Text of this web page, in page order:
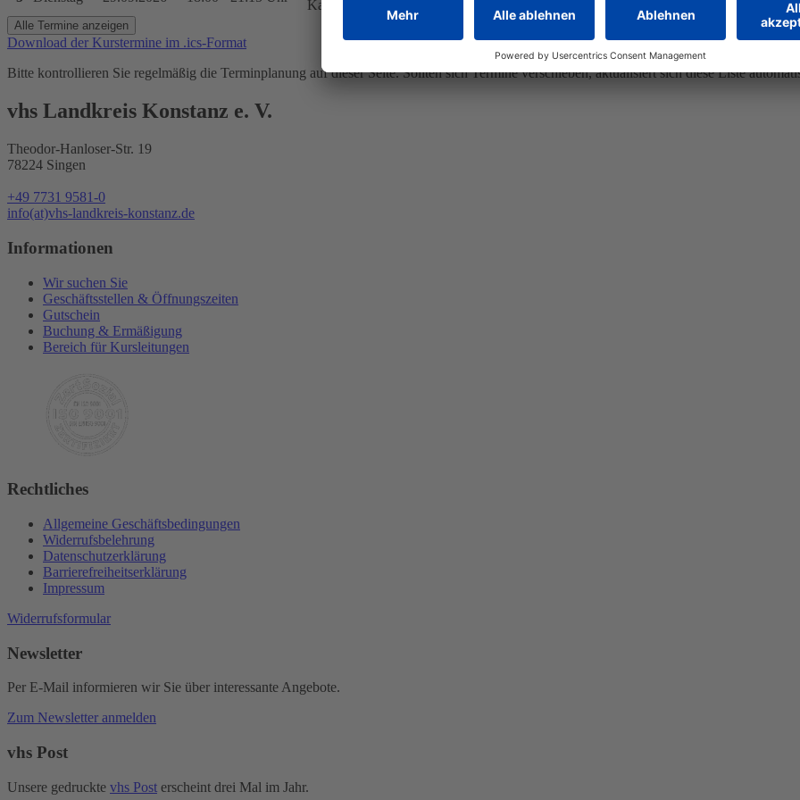
Katzgasse 7, 78462 Konstanz
Alle Termine anzeigen
Download der Kurstermine im .ics-Format
Bitte kontrollieren Sie regelmäßig die Terminplanung auf dieser Seite. Sollten sich Termine verschieben, aktualisiert sich diese Liste
vhs Landkreis Konstanz e. V.
Theodor-Hanloser-Str. 19
78224 Singen
+49 7731 9581-0
info(at)vhs-landkreis-konstanz.de
Informationen
Wir suchen Sie
Geschäftsstellen & Öffnungszeiten
Gutschein
Buchung & Ermäßigung
Bereich für Kursleitungen
Rechtliches
Allgemeine Geschäftsbedingungen
Widerrufsbelehrung
Datenschutzerklärung
Barrierefreiheitserklärung
Impressum
Widerrufsformular
Newsletter
Per E-Mail informieren wir Sie über interessante Angebote.
Zum Newsletter anmelden
vhs Post
Unsere gedruckte vhs Post erscheint drei Mal im Jahr.